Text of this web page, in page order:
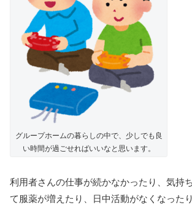
グループホームの暮らしの中で、少しでも良
い時間が過ごせればいいなと思います。
利用者さんの仕事が続かなかったり、気持
て服薬が増えたり、日中活動がなくなった